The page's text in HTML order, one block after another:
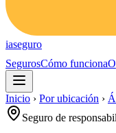
iaseguro
SegurosCómo funciona
Inicio › Por ubicación ›
Seguro de